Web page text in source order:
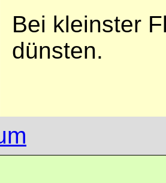
Bei kleinster
dünsten.